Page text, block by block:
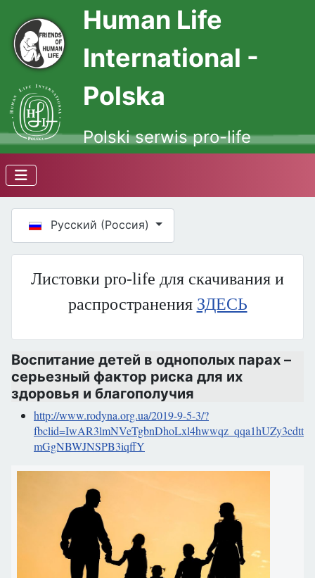
Human Life
International -
Polska
Polski serwis pro-life
Русский (Россия)
Листовки pro-life для скачивания и
распространения ЗДЕСЬ
Воспитание детей в однополых парах –
серьезный фактор риска для их
здоровья и благополучия
http://www.rodyna.org.ua/2019-9-5-3/?
mGgNBWJNSPB3iqffY